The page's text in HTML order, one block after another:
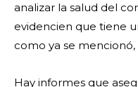
analizar la salud del
evidencien que tiene
como ya se
Hay informes que